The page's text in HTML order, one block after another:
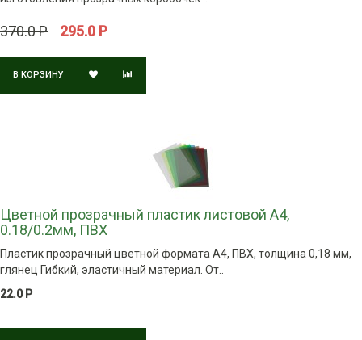
370.0 Р 295.0 Р
В КОРЗИНУ
Цветной прозрачный пластик листовой A4,
0.18/0.2мм, ПВХ
Пластик прозрачный цветной формата A4, ПВХ, толщина 0,18 мм,
глянец Гибкий, эластичный материал. От..
22.0 Р